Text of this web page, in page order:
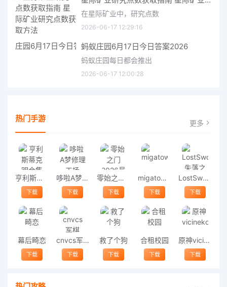
在星际矿业中，研究点数
2026-06-17 12:29:16
蚂蚁庄园6月17日今日答案2026
蚂蚁庄园每日都会推出
2026-06-17 12:00:28
热门手游 更多
亨利斯蒂克明合集
下载
哆啦A梦修理工场
下载
零始之门2026最新版
下载
migatowemyworld1.68
下载
LostSword失落之剑
下载
幕后畸恋
下载
cnvcs军棋
下载
救了个狗
下载
合租校园
下载
原神vicineko
下载